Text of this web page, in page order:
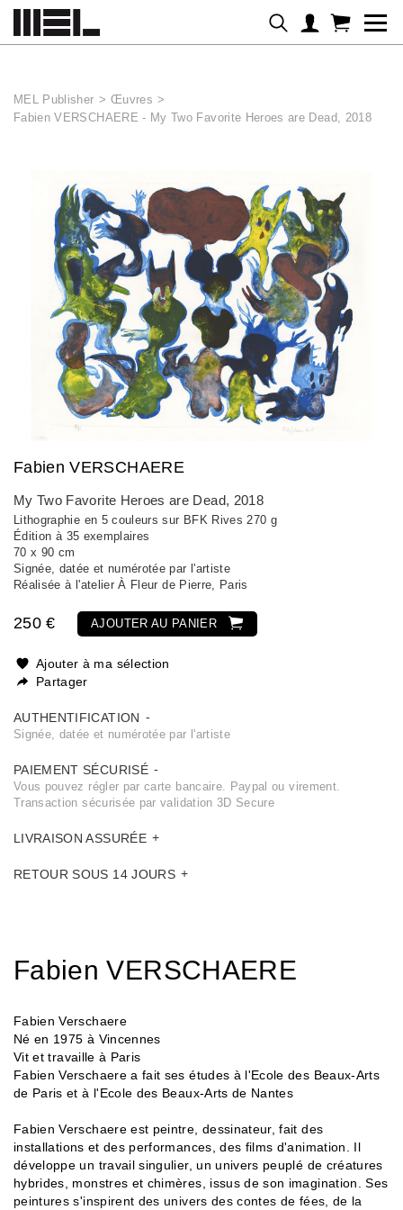
MEL Publisher > Œuvres >
Fabien VERSCHAERE - My Two Favorite Heroes are Dead, 2018
Fabien VERSCHAERE
My Two Favorite Heroes are Dead, 2018
Lithographie en 5 couleurs sur BFK Rives 270 g
Édition à 35 exemplaires
70 x 90 cm
Signée, datée et numérotée par l'artiste
Réalisée à l'atelier À Fleur de Pierre, Paris
250 € AJOUTER AU PANIER
Ajouter à ma sélection
Partager
AUTHENTIFICATION
Signée, datée et numérotée par l'artiste
PAIEMENT SÉCURISÉ
Vous pouvez régler par carte bancaire. Paypal ou virement.
Transaction sécurisée par validation 3D Secure
LIVRAISON ASSURÉE
RETOUR SOUS 14 JOURS
Fabien VERSCHAERE
Fabien Verschaere
Né en 1975 à Vincennes
Vit et travaille à Paris
Fabien Verschaere a fait ses études à l'Ecole des Beaux-Arts
de Paris et à l'Ecole des Beaux-Arts de Nantes
Fabien Verschaere est peintre, dessinateur, fait des
installations et des performances, des films d'animation. Il
développe un travail singulier, un univers peuplé de créatures
hybrides, monstres et chimères, issus de son imagination. Ses
peintures s'inspirent des univers des contes de fées, de la
Panneau de gestion des cookies